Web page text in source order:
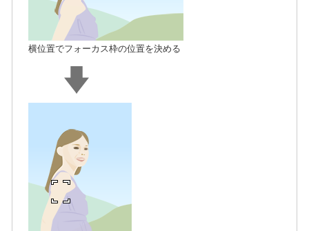
横位置でフォーカス枠の位置を決める